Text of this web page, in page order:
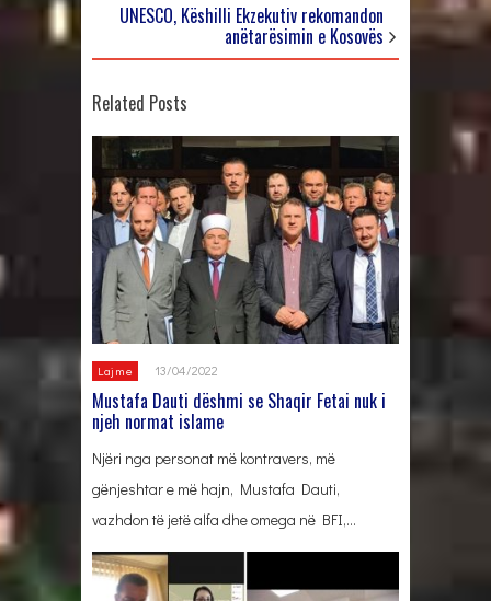
UNESCO, Këshilli Ekzekutiv rekomandon
anëtarësimin e Kosovës
Related Posts
Lajme 13/04/2022
Mustafa Dauti dëshmi se Shaqir Fetai nuk i
njeh normat islame
Njëri nga personat më kontravers, më
gënjeshtar e më hajn, Mustafa Dauti,
vazhdon të jetë alfa dhe omega në BFI,…